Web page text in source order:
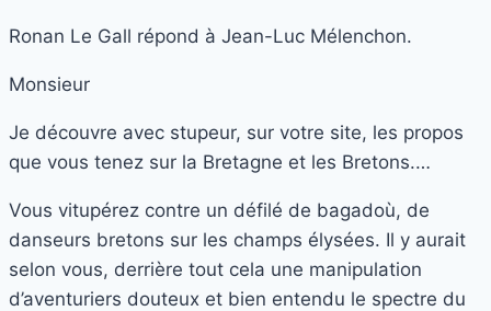
Ronan Le Gall répond à Jean-Luc Mélenchon.
Monsieur
Je découvre avec stupeur, sur votre site, les propos
que vous tenez sur la Bretagne et les Bretons.…
Vous vitupérez contre un défilé de bagadoù, de
danseurs bretons sur les champs élysées. Il y aurait
selon vous, derrière tout cela une manipulation
d’aventuriers douteux et bien entendu le spectre du